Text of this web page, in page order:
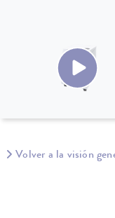
Volver a la visión